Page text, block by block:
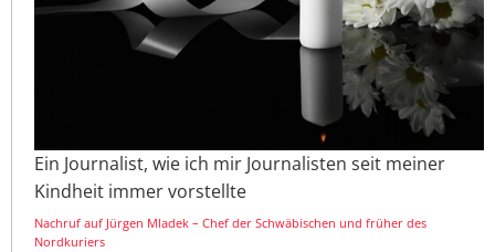
Ein Journalist, wie ich mir Journalisten seit meiner
Kindheit immer vorstellte
Nachruf auf Jürgen Mladek – Chef der Schwäbischen und früher des
Nordkuriers